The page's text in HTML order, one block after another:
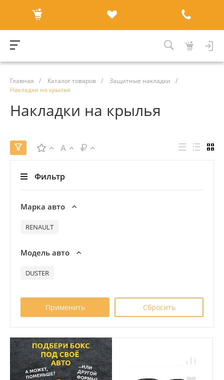
Главная / Каталог товаров / Защитные накладки
/
Накладки на крылья
Накладки на крылья
A
Фильтр
Марка авто
RENAULT
Модель авто
DUSTER